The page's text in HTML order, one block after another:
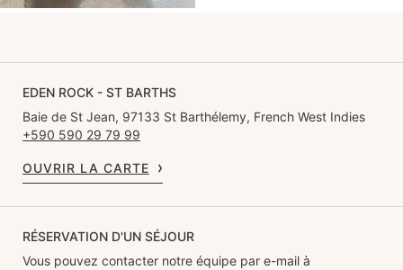
EDEN ROCK - ST BARTHS
Baie de St Jean, 97133 St Barthélemy, French West Indies
+590 590 29 79 99
OUVRIR LA CARTE
RÉSERVATION D'UN SÉJOUR
Vous pouvez contacter notre équipe par e-mail à